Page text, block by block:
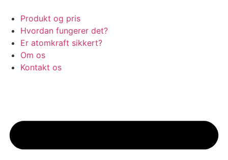
indhold
Produkt og pris
Hvordan fungerer det?
Er atomkraft sikkert?
Om os
Kontakt os